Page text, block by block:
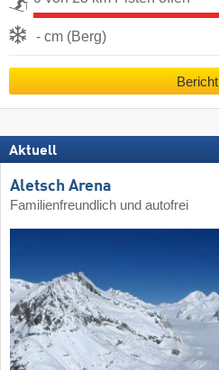
- cm (Berg)
Bericht
Aktuell
Aletsch Arena
Familienfreundlich und autofrei